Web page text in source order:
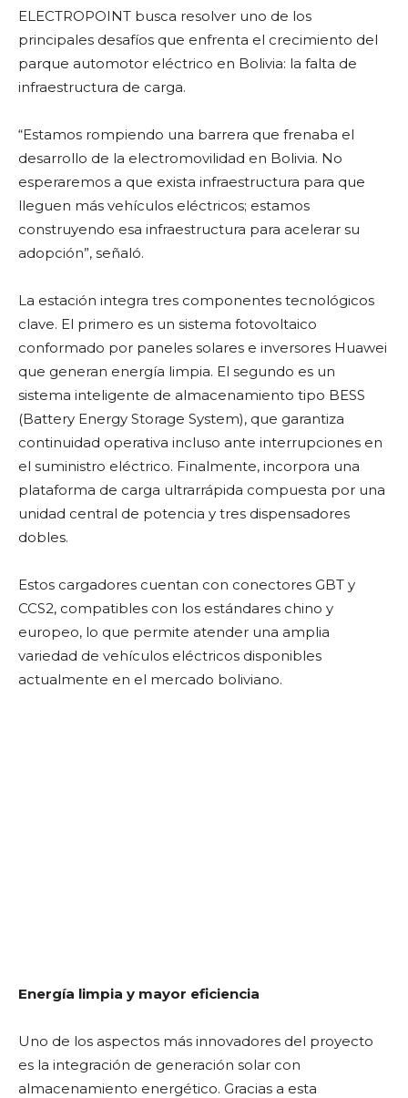
ELECTROPOINT busca resolver uno de los
principales desafíos que enfrenta el crecimiento del
parque automotor eléctrico en Bolivia: la falta de
infraestructura de carga.
“Estamos rompiendo una barrera que frenaba el
desarrollo de la electromovilidad en Bolivia. No
esperaremos a que exista infraestructura para que
lleguen más vehículos eléctricos; estamos
construyendo esa infraestructura para acelerar su
adopción”, señaló.
La estación integra tres componentes tecnológicos
clave. El primero es un sistema fotovoltaico
conformado por paneles solares e inversores Huawei
que generan energía limpia. El segundo es un
sistema inteligente de almacenamiento tipo BESS
(Battery Energy Storage System), que garantiza
continuidad operativa incluso ante interrupciones en
el suministro eléctrico. Finalmente, incorpora una
plataforma de carga ultrarrápida compuesta por una
unidad central de potencia y tres dispensadores
dobles.
Estos cargadores cuentan con conectores GBT y
CCS2, compatibles con los estándares chino y
europeo, lo que permite atender una amplia
variedad de vehículos eléctricos disponibles
actualmente en el mercado boliviano.
Energía limpia y mayor eficiencia
Uno de los aspectos más innovadores del proyecto
es la integración de generación solar con
almacenamiento energético. Gracias a esta